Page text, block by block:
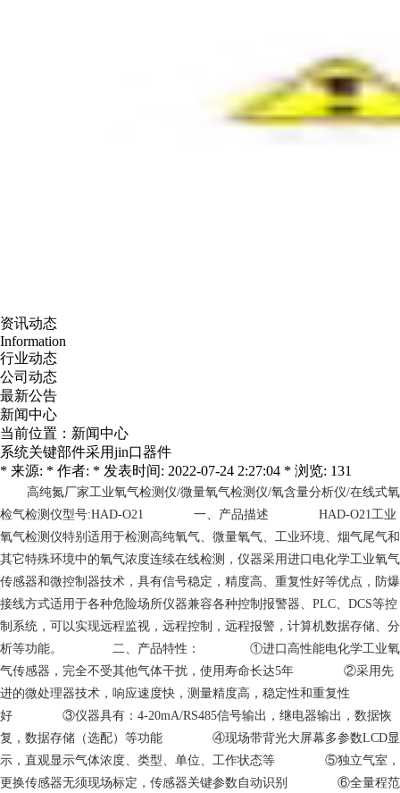
资讯动态
Information
行业动态
公司动态
最新公告
新闻中心
当前位置： 新闻中心
系统关键部件采用jin口器件
* 来源: * 作者: * 发表时间: 2022-07-24 2:27:04 * 浏览: 131
高纯氮厂家工业氧气检测仪/微量氧气检测仪/氧含量分析仪/在线式氧
检气检测仪型号:HAD-O21 一、产品描述 HAD-O21工业
氧气检测仪特别适用于检测高纯氧气、微量氧气、工业环境、烟气尾气和
其它特殊环境中的氧气浓度连续在线检测，仪器采用进口电化学工业氧气
传感器和微控制器技术，具有信号稳定，精度高、重复性好等优点，防爆
接线方式适用于各种危险场所仪器兼容各种控制报警器、PLC、DCS等控
制系统，可以实现远程监视，远程控制，远程报警，计算机数据存储、分
析等功能。 二、产品特性： ①进口高性能电化学工业氧
气传感器，完全不受其他气体干扰，使用寿命长达5年 ②采用先
进的微处理器技术，响应速度快，测量精度高，稳定性和重复性
好 ③仪器具有：4-20mA/RS485信号输出，继电器输出，数据恢
复，数据存储（选配）等功能 ④现场带背光大屏幕多参数LCD显
示，直观显示气体浓度、类型、单位、工作状态等 ⑤独立气室，
更换传感器无须现场标定，传感器关键参数自动识别 ⑥全量程范